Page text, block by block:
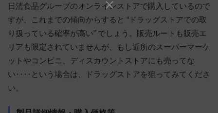
日清食品グループのオンラインストアで購入しているので
すが、これまでの傾向からすると “ドラッグストアでの取
り扱っている確率が高い” でしょう。販売ルートも販売エ
リアも限定されていませんが、もし近所のスーパーマーケ
ットやコンビニ、ディスカウントストアにも売ってな
い‥‥という場合は、ドラッグストアを狙ってみてくださ
い。